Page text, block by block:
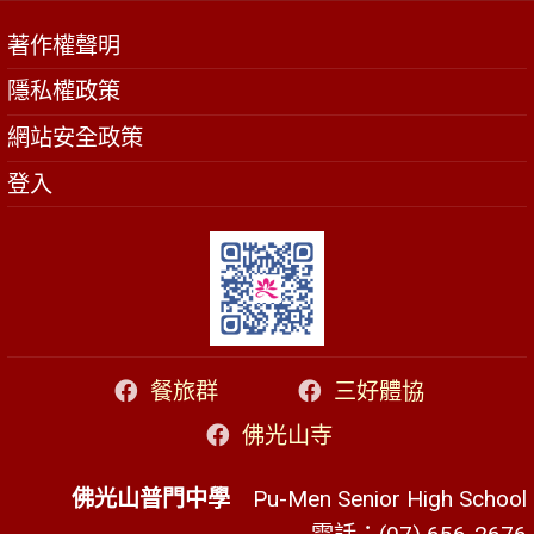
著作權聲明
隱私權政策
網站安全政策
登入
餐旅群
三好體協
佛光山寺
佛光山普門中學 Pu-Men Senior High School